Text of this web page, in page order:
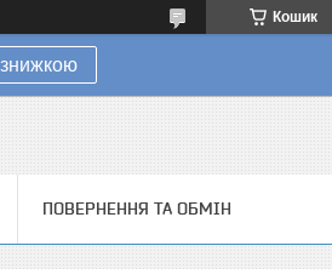
Кошик
знижкою
ПОВЕРНЕННЯ ТА ОБМІН